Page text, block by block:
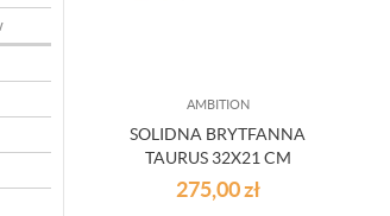
AMBITION
SOLIDNA BRYTFANNA
TAURUS 32X21 CM
275,00zł